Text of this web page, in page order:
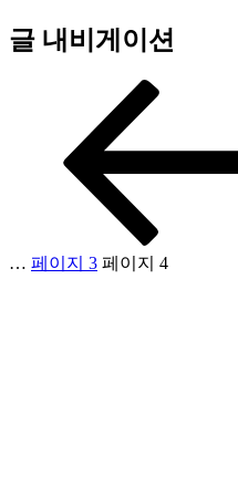
글 내비게이션
… 페이지 3 페이지 4